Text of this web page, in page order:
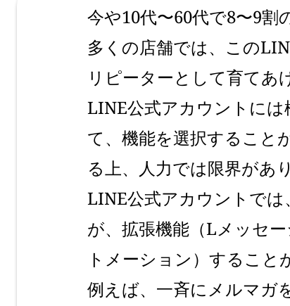
今や10代〜60代で8〜9割
多くの店舗では、この
リピーターとして育てあ
LINE公式アカウントに
て、機能を選択すること
る上、人力では限界があ
LINE公式アカウントで
が、拡張機能（Lメッセ
トメーション）すること
例えば、一斉にメルマガ